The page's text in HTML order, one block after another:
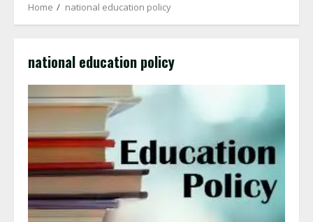
Home national education policy
national education policy